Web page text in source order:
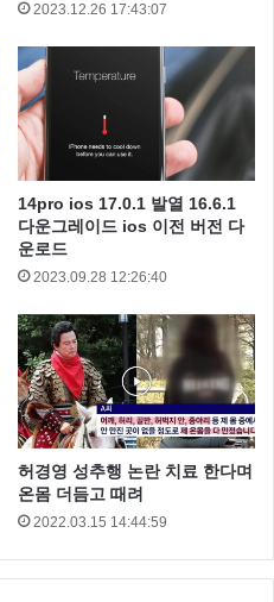
갤럭시Z 플립
2023.12.26 17:43:07
14pro ios 17.0.1 발열 16.6.1
다운그레이드 ios 이전 버전 다
운로드
2023.09.28 12:26:40
허경영 성추행 논란 치료 한다며
온몸 더듬고 때려
2022.03.15 14:44:59